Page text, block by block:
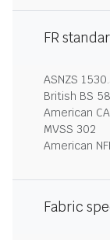
FR
ASNZS
British BS
American
MVSS 302
American
Fabric